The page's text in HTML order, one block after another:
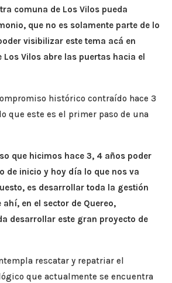
comuna de Los Vilos pueda
que no es solamente parte de lo
visibilizar este tema acá en
Los Vilos abre las puertas hacia el
histórico contraído hace 3
que este es el primer paso de una
que hicimos hace 3, 4 años poder
de inicio y hoy día lo que nos va
es desarrollar toda la gestión
en el sector de Quereo,
desarrollar este gran proyecto de
rescatar y repatriar el
que actualmente se encuentra